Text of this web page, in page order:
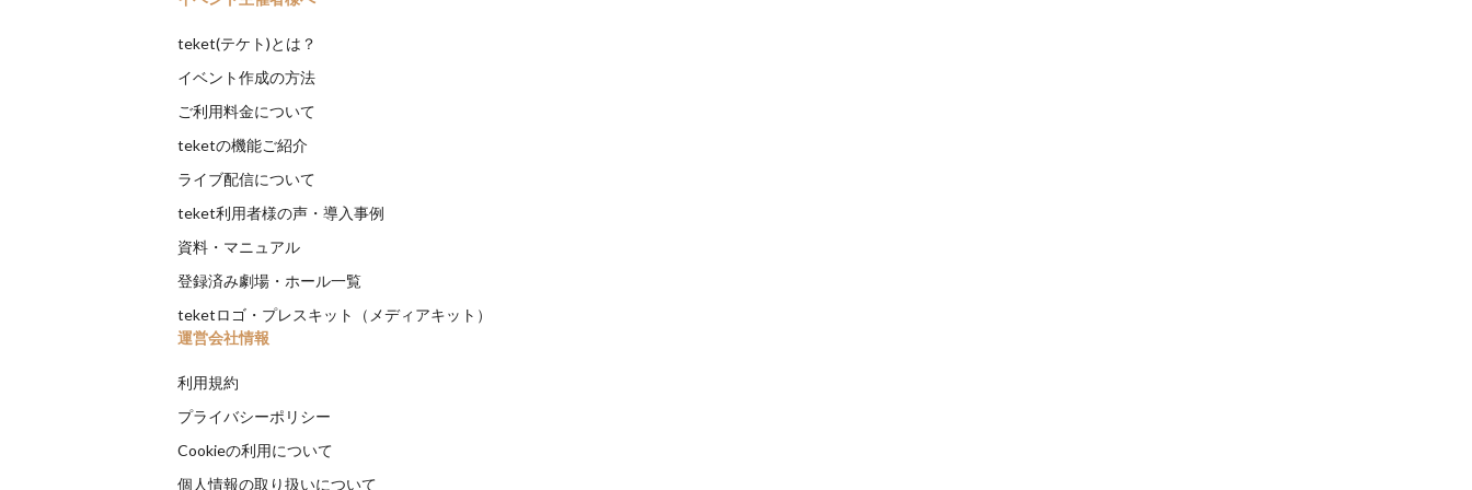
teket(テケト)とは？
イベント作成の方法
ご利用料金について
teketの機能ご紹介
ライブ配信について
teket利用者様の声・導入事例
資料・マニュアル
登録済み劇場・ホール一覧
teketロゴ・プレスキット（メディアキット）
運営会社情報
利用規約
プライバシーポリシー
Cookieの利用について
個人情報の取り扱いについて